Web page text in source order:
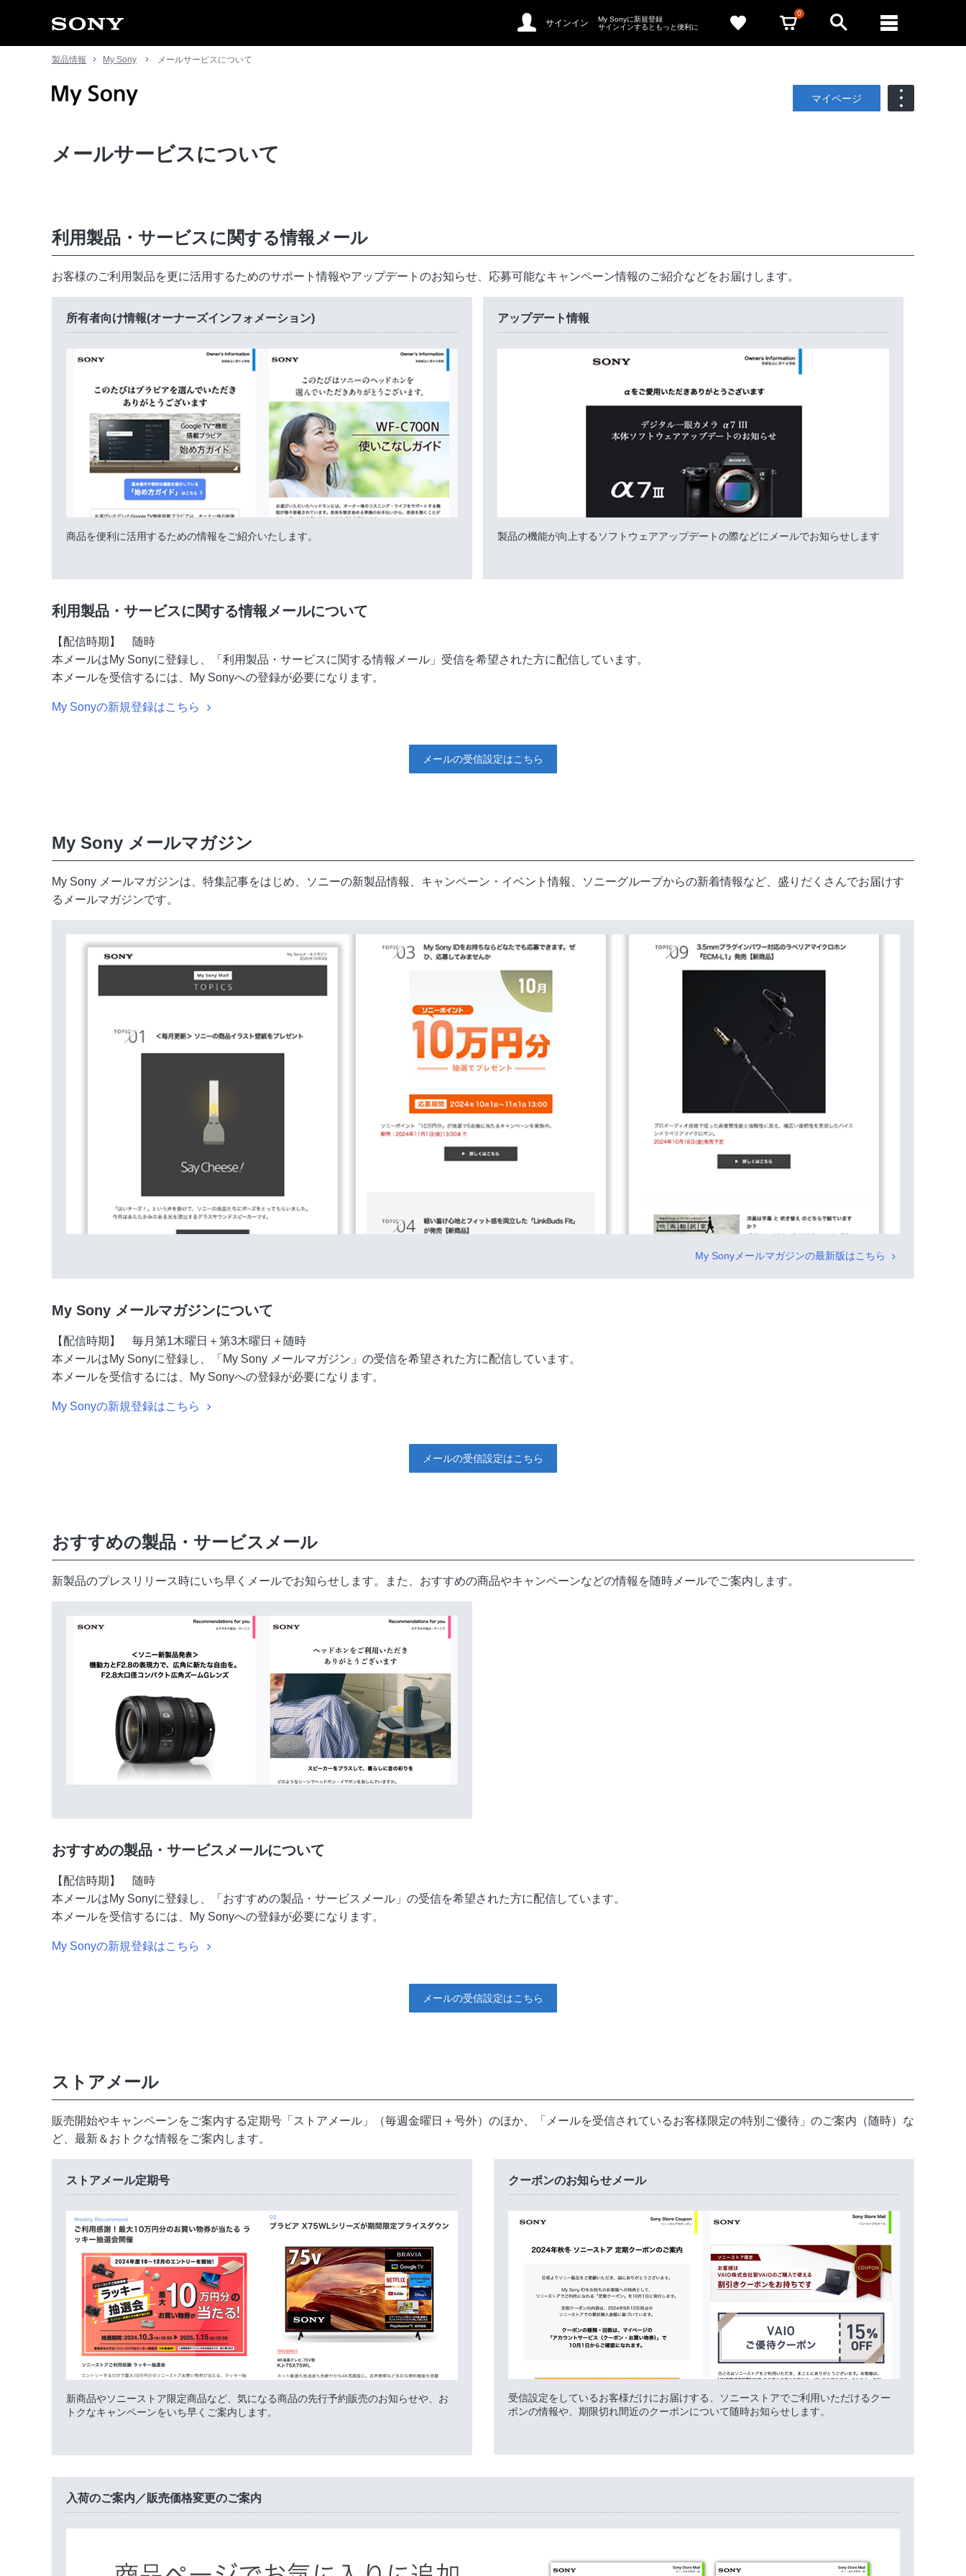
サインイン
My Sonyに新規登録
サインインするともっと便利に
0
製品情報 My Sony メールサービスについて
マイページ
メールサービスについて
利用製品・サービスに関する情報メール
お客様のご利用製品を更に活用するためのサポート情報やアップデートのお知らせ、応募可能なキャンペーン情報のご紹介などをお届けします。
所有者向け情報(オーナーズインフォメーション)
商品を便利に活用するための情報をご紹介いたします。
アップデート情報
製品の機能が向上するソフトウェアアップデートの際などにメールでお知らせします
利用製品・サービスに関する情報メールについて
【配信時期】 随時
本メールはMy Sonyに登録し、「利用製品・サービスに関する情報メール」受信を希望された方に配信しています。
本メールを受信するには、My Sonyへの登録が必要になります。
My Sonyの新規登録はこちら
メールの受信設定はこちら
My Sony メールマガジン
My Sony メールマガジンは、特集記事をはじめ、ソニーの新製品情報、キャンペーン・イベント情報、ソニーグループからの新着情報など、盛りだくさんでお届けす
るメールマガジンです。
My Sonyメールマガジンの最新版はこちら
My Sony メールマガジンについて
【配信時期】 毎月第1木曜日＋第3木曜日＋随時
本メールはMy Sonyに登録し、「My Sony メールマガジン」の受信を希望された方に配信しています。
本メールを受信するには、My Sonyへの登録が必要になります。
My Sonyの新規登録はこちら
メールの受信設定はこちら
おすすめの製品・サービスメール
新製品のプレスリリース時にいち早くメールでお知らせします。また、おすすめの商品やキャンペーンなどの情報を随時メールでご案内します。
おすすめの製品・サービスメールについて
【配信時期】 随時
本メールはMy Sonyに登録し、「おすすめの製品・サービスメール」の受信を希望された方に配信しています。
本メールを受信するには、My Sonyへの登録が必要になります。
My Sonyの新規登録はこちら
メールの受信設定はこちら
ストアメール
販売開始やキャンペーンをご案内する定期号「ストアメール」（毎週金曜日＋号外）のほか、「メールを受信されているお客様限定の特別ご優待」のご案内（随時）な
ど、最新＆おトクな情報をご案内します。
ストアメール定期号
新商品やソニーストア限定商品など、気になる商品の先行予約販売のお知らせや、お
トクなキャンペーンをいち早くご案内します。
クーポンのお知らせメール
受信設定をしているお客様だけにお届けする、ソニーストアでご利用いただけるクー
ポンの情報や、期限切れ間近のクーポンについて随時お知らせします。
入荷のご案内／販売価格変更のご案内